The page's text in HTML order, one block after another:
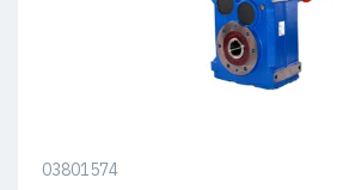
03801574